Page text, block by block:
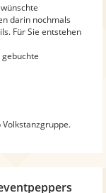
darin nochmals
Für Sie entstehen
Volkstanzgruppe.